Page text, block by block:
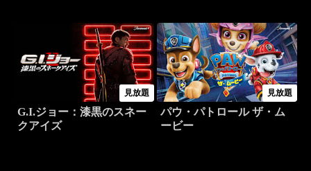
見放題
G.I.ジョー：漆黒のスネー
クアイズ
見放題
パウ・パトロール ザ・ム
ービー